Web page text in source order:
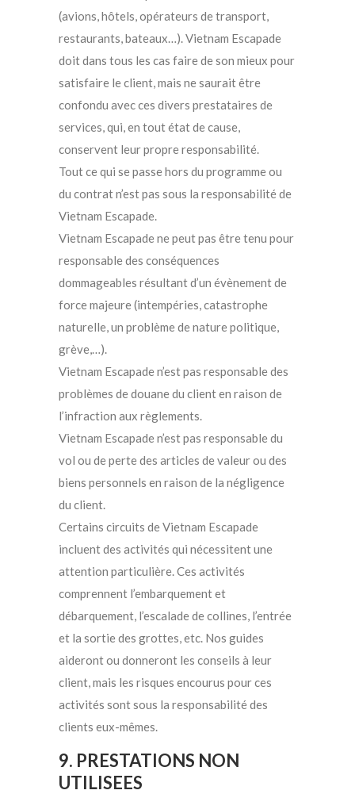
(avions, hôtels, opérateurs de transport,
restaurants, bateaux…). Vietnam Escapade
doit dans tous les cas faire de son mieux pour
satisfaire le client, mais ne saurait être
confondu avec ces divers prestataires de
services, qui, en tout état de cause,
conservent leur propre responsabilité.
Tout ce qui se passe hors du programme ou
du contrat n’est pas sous la responsabilité de
Vietnam Escapade.
Vietnam Escapade ne peut pas être tenu pour
responsable des conséquences
dommageables résultant d’un évènement de
force majeure (intempéries, catastrophe
naturelle, un problème de nature politique,
grève,…).
Vietnam Escapade n’est pas responsable des
problèmes de douane du client en raison de
l’infraction aux règlements.
Vietnam Escapade n’est pas responsable du
vol ou de perte des articles de valeur ou des
biens personnels en raison de la négligence
du client.
Certains circuits de Vietnam Escapade
incluent des activités qui nécessitent une
attention particulière. Ces activités
comprennent l’embarquement et
débarquement, l’escalade de collines, l’entrée
et la sortie des grottes, etc. Nos guides
aideront ou donneront les conseils à leur
client, mais les risques encourus pour ces
activités sont sous la responsabilité des
clients eux-mêmes.
9. PRESTATIONS NON
UTILISEES